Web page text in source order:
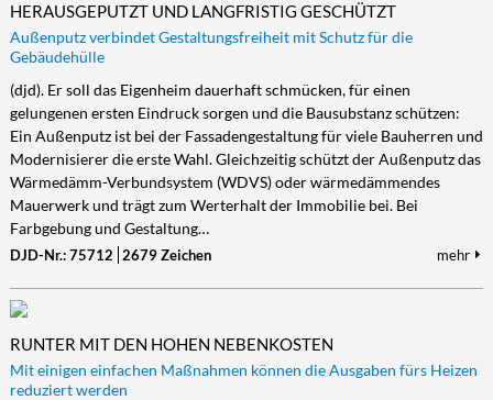
HERAUSGEPUTZT UND LANGFRISTIG GESCHÜTZT
Außenputz verbindet Gestaltungsfreiheit mit Schutz für die
Gebäudehülle
(djd). Er soll das Eigenheim dauerhaft schmücken, für einen
gelungenen ersten Eindruck sorgen und die Bausubstanz schützen:
Ein Außenputz ist bei der Fassadengestaltung für viele Bauherren und
Modernisierer die erste Wahl. Gleichzeitig schützt der Außenputz das
Wärmedämm-Verbundsystem (WDVS) oder wärmedämmendes
Mauerwerk und trägt zum Werterhalt der Immobilie bei. Bei
Farbgebung und Gestaltung…
DJD-Nr.: 75712 2679 Zeichen mehr
RUNTER MIT DEN HOHEN NEBENKOSTEN
Mit einigen einfachen Maßnahmen können die Ausgaben fürs Heizen
reduziert werden